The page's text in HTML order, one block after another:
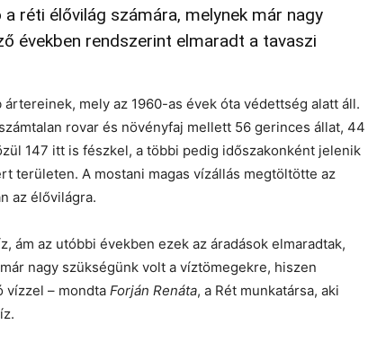
réti élővilág számára, melynek már nagy
években rendszerint elmaradt a tavaszi
mely az 1960-as évek óta védettség alatt áll.
rovar és növényfaj mellett 56 gerinces állat, 44
147 itt is fészkel, a többi pedig időszakonként jelenik
területen. A mostani magas vízállás megtöltötte az
az élővilágra.
ám az utóbbi években ezek az áradások elmaradtak,
nagy szükségünk volt a víztömegekre, hiszen
vízzel – mondta Forján Renáta, a Rét munkatársa, aki